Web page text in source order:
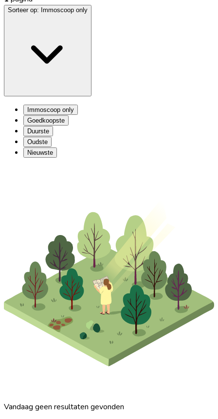
Sorteer op: Immoscoop only
Immoscoop only
Goedkoopste
Duurste
Oudste
Nieuwste
Vandaag geen resultaten gevonden